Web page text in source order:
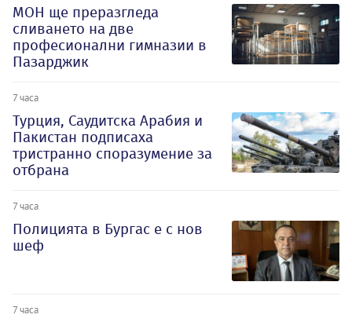
МОН ще преразгледа
сливането на две
професионални гимназии в
Пазарджик
7 часа
Турция, Саудитска Арабия и
Пакистан подписаха
тристранно споразумение за
отбрана
7 часа
Полицията в Бургас е с нов
шеф
7 часа